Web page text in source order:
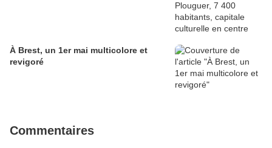
À Brest, un 1er mai multicolore et
revigoré
Commentaires